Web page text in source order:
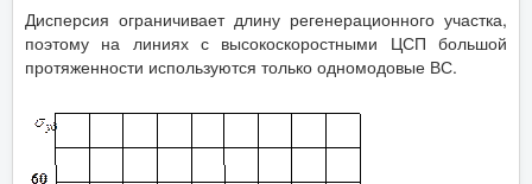
Дисперсия ограничивает длину регенерационного участка,
поэтому на линиях с высокоскоростными ЦСП большой
протяженности используются только одномодовые ВС.